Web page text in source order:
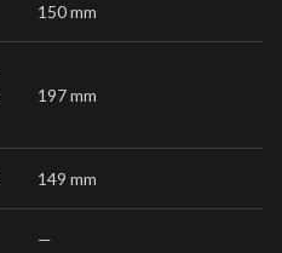
150 mm
197 mm
149 mm
—